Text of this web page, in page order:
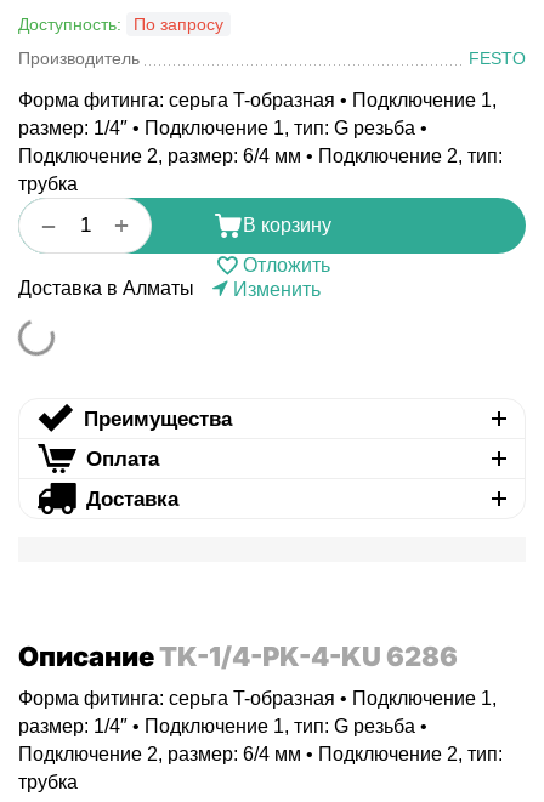
Доступность:
По запросу
Производитель
FESTO
Форма фитинга: серьга T-образная • Подключение 1,
размер: 1/4″ • Подключение 1, тип: G резьба •
Подключение 2, размер: 6/4 мм • Подключение 2, тип:
трубка
+
−
В корзину
Отложить
Доставка в Алматы
Изменить
Преимущества
Оплата
Доставка
ОписаниеTK-1/4-PK-4-KU 6286
Форма фитинга: серьга T-образная • Подключение 1,
размер: 1/4″ • Подключение 1, тип: G резьба •
Подключение 2, размер: 6/4 мм • Подключение 2, тип:
трубка